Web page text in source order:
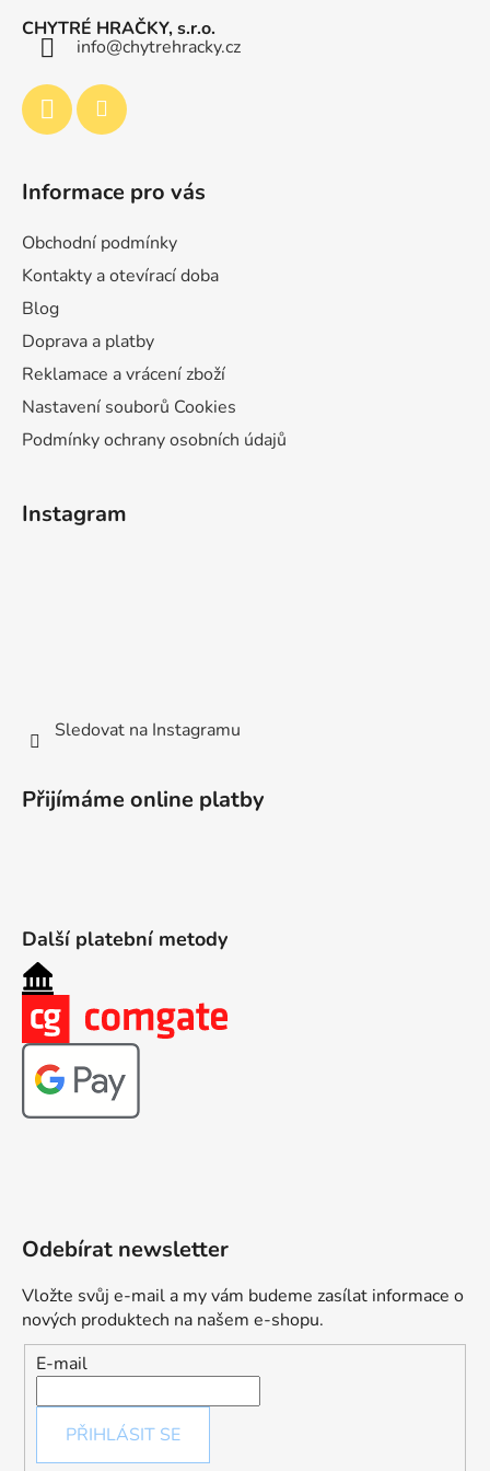
CHYTRÉ HRAČKY, s.r.o.
info@chytrehracky.cz
Informace pro vás
Obchodní podmínky
Kontakty a otevírací doba
Blog
Doprava a platby
Reklamace a vrácení zboží
Nastavení souborů Cookies
Podmínky ochrany osobních údajů
Instagram
Sledovat na Instagramu
Přijímáme online platby
Další platební metody
Odebírat newsletter
Vložte svůj e-mail a my vám budeme zasílat informace o
nových produktech na našem e-shopu.
E-mail
PŘIHLÁSIT SE